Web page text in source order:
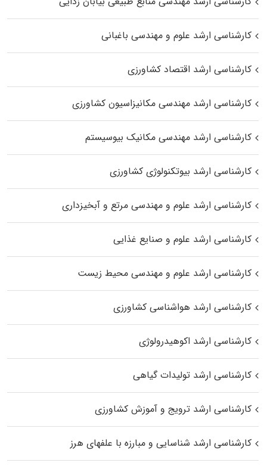
کارشناسی ارشد علوم و مهندسی باغبانی
کارشناسی ارشد اقتصاد کشاورزی
کارشناسی ارشد مهندسی مکانیزاسیون کشاورزی
کارشناسی ارشد مهندسی مکانیک بیوسیستم
کارشناسی ارشد بیوتکنولوژی کشاورزی
کارشناسی ارشد علوم و مهندسی مرتع و آبخیزداری
کارشناسی ارشد علوم و صنایع غذایی
کارشناسی ارشد علوم و مهندسی محیط زیست
کارشناسی ارشد هواشناسی کشاورزی
کارشناسی ارشد اکوهیدرولوژی
کارشناسی ارشد تولیدات گیاهی
کارشناسی ارشد ترویج و آموزش کشاورزی
کارشناسی ارشد شناسایی و مبارزه با علفهای هرز